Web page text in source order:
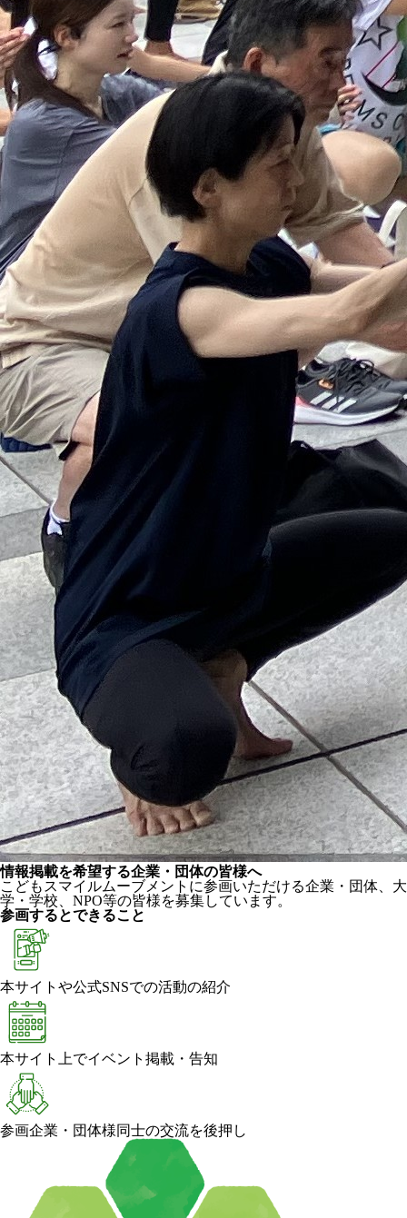
情報掲載を希望する企業・団体の皆様へ
こどもスマイルムーブメントに参画いただける企業・団体、大
学・学校、NPO等の皆様を募集しています。
参画するとできること
本サイトや公式SNSでの活動の紹介
本サイト上でイベント掲載・告知
参画企業・団体様同士の交流を後押し